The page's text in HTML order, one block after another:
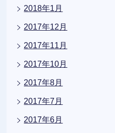
2018年1月
2017年12月
2017年11月
2017年10月
2017年8月
2017年7月
2017年6月